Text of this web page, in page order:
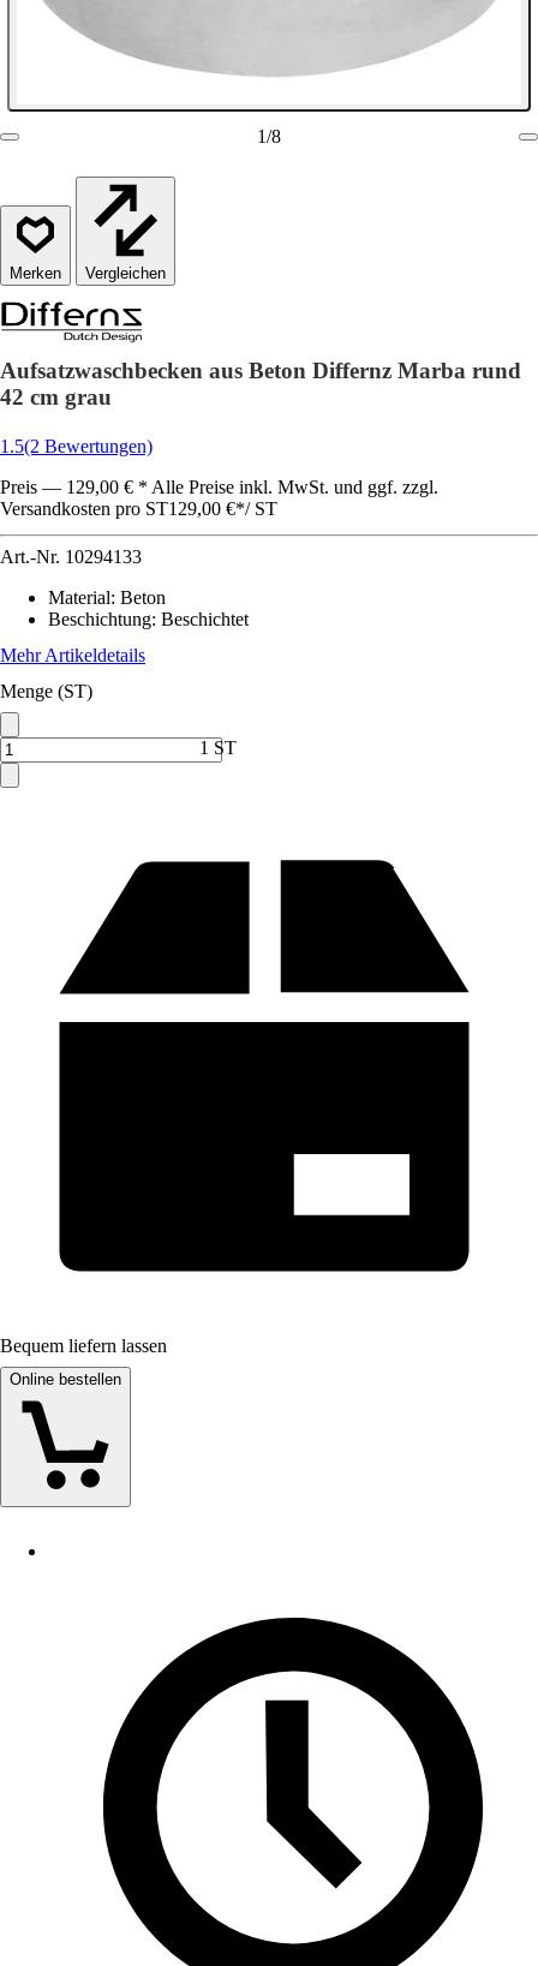
1/8
Vergleichen
Aufsatzwaschbecken aus Beton Differnz Marba rund
42 cm grau
1.5(2 Bewertungen)
Preis — 129,00 € * Alle Preise inkl. MwSt. und ggf. zzgl.
Versandkosten pro ST129,00 €*/ ST
Art.-Nr. 10294133
Material: Beton
Beschichtung: Beschichtet
Mehr Artikeldetails
Menge (ST)
1 ST
Bequem liefern lassen
Online bestellen